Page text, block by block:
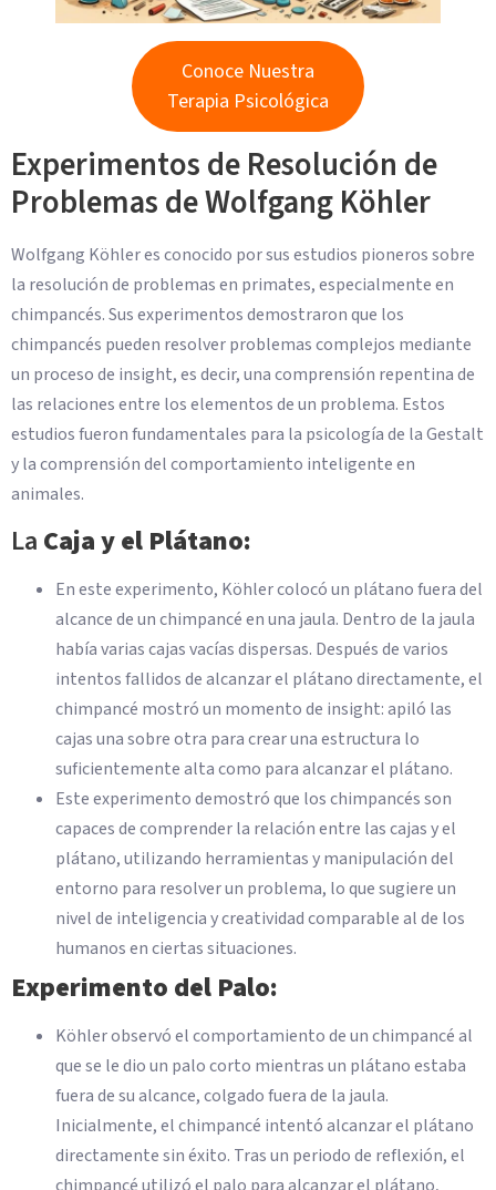
Conoce Nuestra
Terapia Psicológica
Experimentos de Resolución de
Problemas de Wolfgang Köhler
Wolfgang Köhler es conocido por sus estudios pioneros sobre
la resolución de problemas en primates, especialmente en
chimpancés. Sus experimentos demostraron que los
chimpancés pueden resolver problemas complejos mediante
un proceso de insight, es decir, una comprensión repentina de
las relaciones entre los elementos de un problema. Estos
estudios fueron fundamentales para la psicología de la Gestalt
y la comprensión del comportamiento inteligente en
animales.
La Caja y el Plátano:
En este experimento, Köhler colocó un plátano fuera del
alcance de un chimpancé en una jaula. Dentro de la jaula
había varias cajas vacías dispersas. Después de varios
intentos fallidos de alcanzar el plátano directamente, el
chimpancé mostró un momento de insight: apiló las
cajas una sobre otra para crear una estructura lo
suficientemente alta como para alcanzar el plátano.
Este experimento demostró que los chimpancés son
capaces de comprender la relación entre las cajas y el
plátano, utilizando herramientas y manipulación del
entorno para resolver un problema, lo que sugiere un
nivel de inteligencia y creatividad comparable al de los
humanos en ciertas situaciones.
Experimento del Palo:
Köhler observó el comportamiento de un chimpancé al
que se le dio un palo corto mientras un plátano estaba
fuera de su alcance, colgado fuera de la jaula.
Inicialmente, el chimpancé intentó alcanzar el plátano
directamente sin éxito. Tras un periodo de reflexión, el
chimpancé utilizó el palo para alcanzar el plátano,